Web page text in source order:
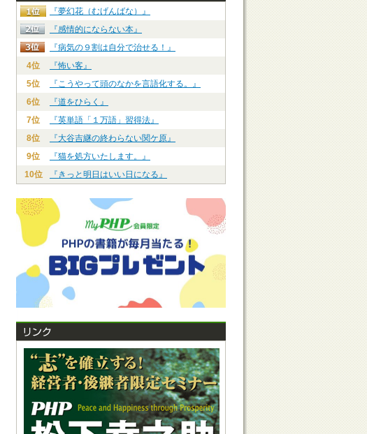
『夢幻花（むげんばな）』
『感情的にならない本』
『病気の９割は自分で治せる！』
4位
『怖い客』
5位
『こうやって頭のなかを言語化する。』
6位
『道をひらく』
7位
『英単語「１万語」習得法』
8位
『大谷吉継の終わらない関ケ原』
9位
『猫を処方いたします。』
10位
『きっと明日はいい日になる』